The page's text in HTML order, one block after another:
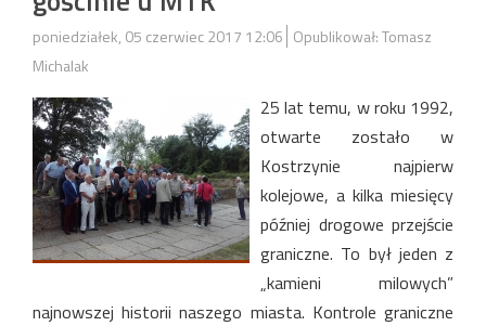
poniedziałek, 05 czerwiec 2017 12:06 Opublikował: Tomasz
Michalak
25 lat temu, w roku 1992,
otwarte zostało w
Kostrzynie najpierw
kolejowe, a kilka miesięcy
później drogowe przejście
graniczne. To był jeden z
„kamieni milowych”
najnowszej historii naszego miasta. Kontrole graniczne